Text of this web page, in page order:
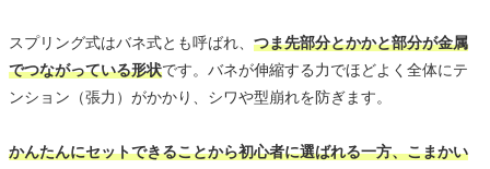
スプリング式はバネ式とも呼ばれ、 つま先部分とかかと部分が金属
でつながっている形状です。バネが伸縮する力でほどよく全体にテ
ンション（張力）がかかり、シワや型崩れを防ぎます。
かんたんにセットできることから初心者に選ばれる一方、こまかい